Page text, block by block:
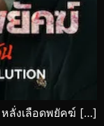
ลั่งเลือดพยัคฆ์ […]